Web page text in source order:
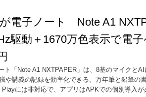
電子ノート「Note A1
駆動＋1670万色表示で電
ト「Note A1 NXTPAPER」は、8基のマイクと
や講義の記録を効率化できる。万年筆と鉛筆の
Playには非対応で、アプリはAPKでの個別導入